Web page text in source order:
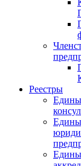
Реестры